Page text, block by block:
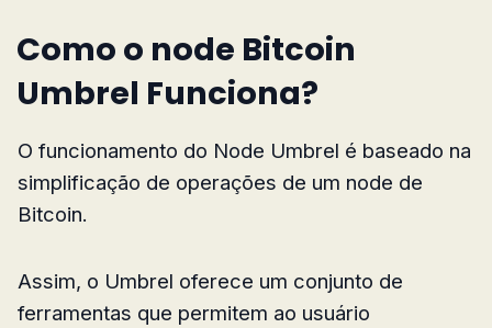
Como o node Bitcoin
Umbrel Funciona?
O funcionamento do Node Umbrel é baseado na
simplificação de operações de um node de
Bitcoin.
Assim, o Umbrel oferece um conjunto de
ferramentas que permitem ao usuário